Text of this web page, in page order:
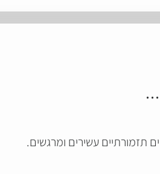
תזמורתיים עשירים ומרגשים.